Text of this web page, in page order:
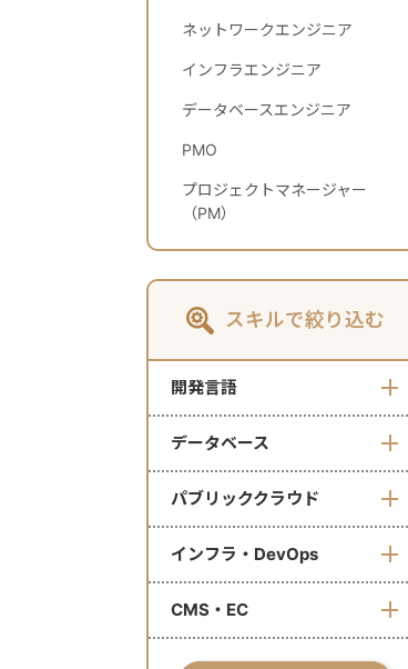
ネットワークエンジニア
インフラエンジニア
データベースエンジニア
PMO
プロジェクトマネージャー
（PM）
スキルで絞り込む
開発言語
データベース
パブリッククラウド
インフラ・DevOps
CMS・EC